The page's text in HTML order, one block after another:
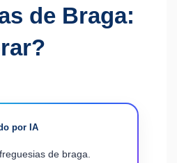
de Braga:
por IA
de braga.